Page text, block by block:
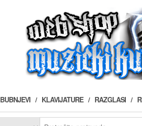
BUBNJEVI KLAVIJATURE RAZGLASI